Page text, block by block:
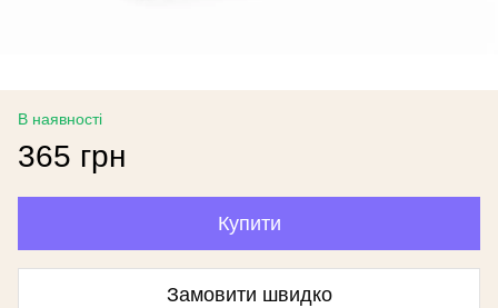
В наявності
365 грн
Купити
Замовити швидко